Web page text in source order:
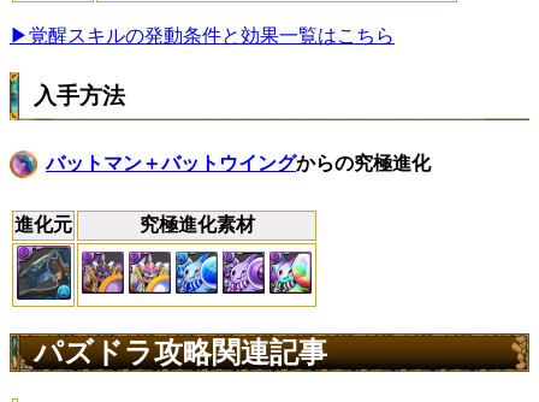
▶覚醒スキルの発動条件と効果一覧はこちら
入手方法
バットマン＋バットウイングからの究極進化
進化元 究極進化素材
パズドラ攻略関連記事